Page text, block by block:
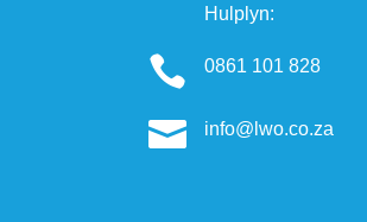
Hulplyn:
 0861 101 828
 info@lwo.co.za